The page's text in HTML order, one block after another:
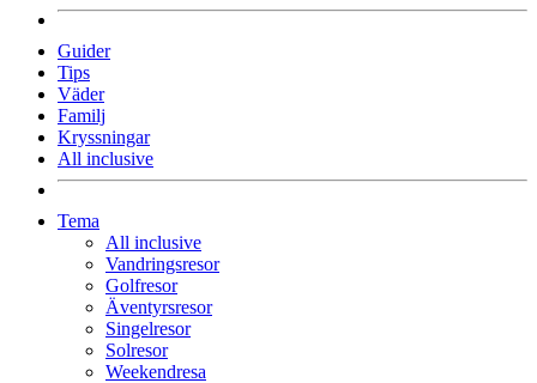
Guider
Tips
Väder
Familj
Kryssningar
All inclusive
Tema
All inclusive
Vandringsresor
Golfresor
Äventyrsresor
Singelresor
Solresor
Weekendresa